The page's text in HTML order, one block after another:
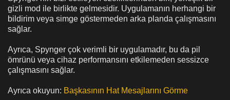
gizli mod ile birlikte gelmesidir. Uygulamanın herhangi bir
bildirim veya simge göstermeden arka planda çalışmasını
sağlar.
Ayrıca, Spynger çok verimli bir uygulamadır, bu da pil
ömrünü veya cihaz performansını etkilemeden sessizce
çalışmasını sağlar.
Ayrıca okuyun: Başkasının Hat Mesajlarını Görme